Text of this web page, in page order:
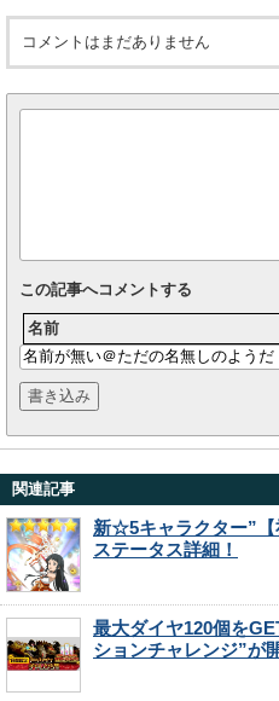
コメントはまだありません
この記事へコメントする
名前
関連記事
新☆5キャラクター”【
ステータス詳細！
最大ダイヤ120個を
ションチャレンジ”が